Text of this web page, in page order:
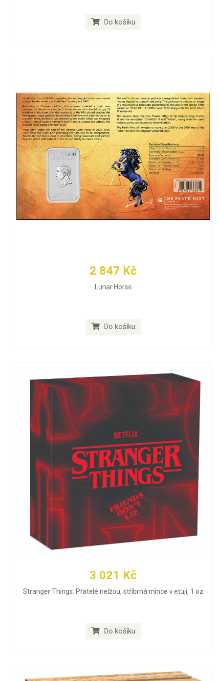
Do košíku
2 847 Kč
Lunar Horse
Do košíku
3 021 Kč
Stranger Things: Přátelé nelžou, stříbrná mince v etuji, 1 oz
Do košíku